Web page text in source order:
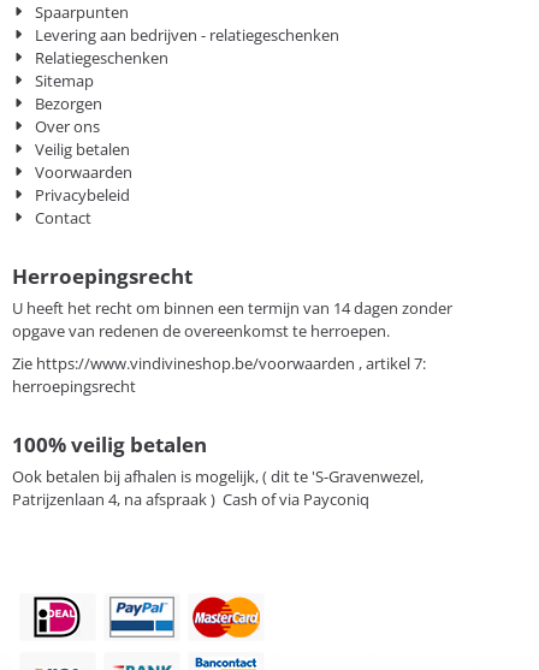
Spaarpunten
Levering aan bedrijven - relatiegeschenken
Relatiegeschenken
Sitemap
Bezorgen
Over ons
Veilig betalen
Voorwaarden
Privacybeleid
Contact
Herroepingsrecht
U heeft het recht om binnen een termijn van 14 dagen zonder
opgave van redenen de overeenkomst te herroepen.
Zie https://www.vindivineshop.be/voorwaarden , artikel 7:
herroepingsrecht
100% veilig betalen
Ook betalen bij afhalen is mogelijk, ( dit te 'S-Gravenwezel,
Patrijzenlaan 4, na afspraak ) Cash of via Payconiq